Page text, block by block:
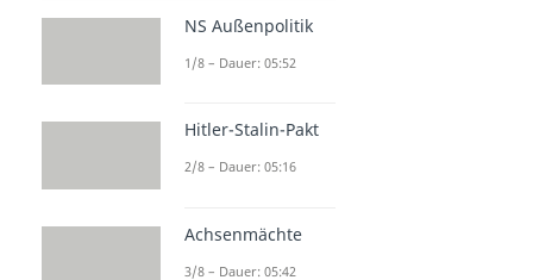
NS Außenpolitik
1/8 – Dauer: 05:52
Hitler-Stalin-Pakt
2/8 – Dauer: 05:16
Achsenmächte
3/8 – Dauer: 05:42